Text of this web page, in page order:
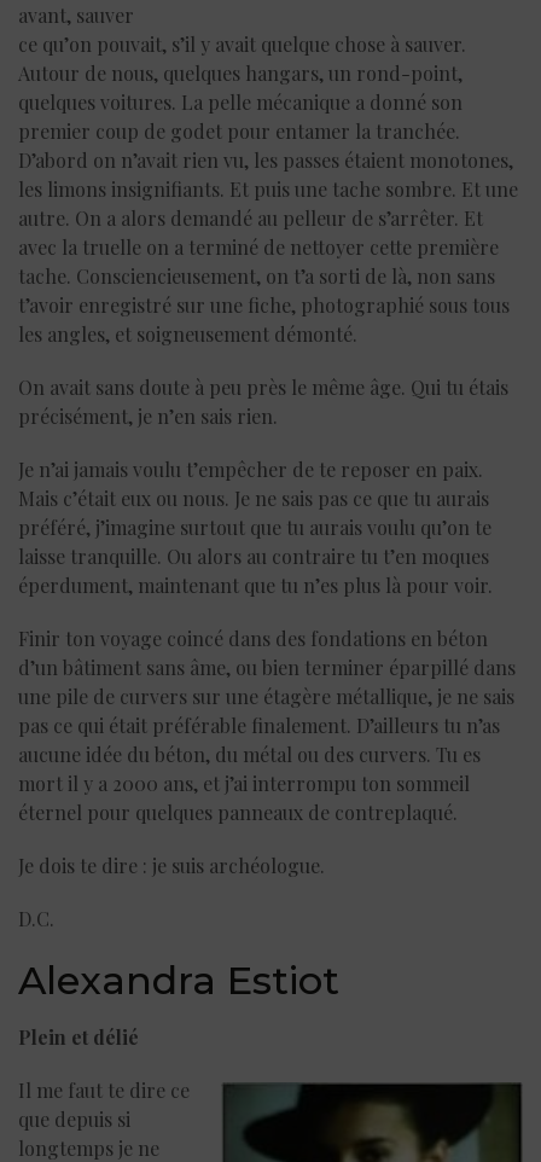
avant, sauver
ce qu’on pouvait, s’il y avait quelque chose à sauver.
Autour de nous, quelques hangars, un rond-point,
quelques voitures. La pelle mécanique a donné son
premier coup de godet pour entamer la tranchée.
D’abord on n’avait rien vu, les passes étaient monotones,
les limons insignifiants. Et puis une tache sombre. Et une
autre. On a alors demandé au pelleur de s’arrêter. Et
avec la truelle on a terminé de nettoyer cette première
tache. Consciencieusement, on t’a sorti de là, non sans
t’avoir enregistré sur une fiche, photographié sous tous
les angles, et soigneusement démonté.
On avait sans doute à peu près le même âge. Qui tu étais
précisément, je n’en sais rien.
Je n’ai jamais voulu t’empêcher de te reposer en paix.
Mais c’était eux ou nous. Je ne sais pas ce que tu aurais
préféré, j’imagine surtout que tu aurais voulu qu’on te
laisse tranquille. Ou alors au contraire tu t’en moques
éperdument, maintenant que tu n’es plus là pour voir.
Finir ton voyage coincé dans des fondations en béton
d’un bâtiment sans âme, ou bien terminer éparpillé dans
une pile de curvers sur une étagère métallique, je ne sais
pas ce qui était préférable finalement. D’ailleurs tu n’as
aucune idée du béton, du métal ou des curvers. Tu es
mort il y a 2000 ans, et j’ai interrompu ton sommeil
éternel pour quelques panneaux de contreplaqué.
Je dois te dire : je suis archéologue.
D.C.
Alexandra Estiot ‪
Plein et délié
Il me faut te dire ce
que depuis si
longtemps je ne